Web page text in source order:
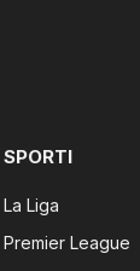
SPORTI
La Liga
Premier League